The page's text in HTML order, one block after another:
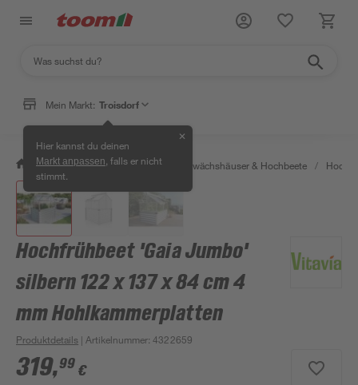
Mein Markt: Troisdorf
Hier kannst du deinen
Markt anpassen , falls er nicht
stimmt.
✕
/ Garten & Freizeit / Anzucht, Gewächshäuser & Hochbeete /
Hochfrühbeet 'Gaia Jumbo'
silbern 122 x 137 x 84 cm 4
mm Hohlkammerplatten
Produktdetails | Artikelnummer:4322659
319,99 €